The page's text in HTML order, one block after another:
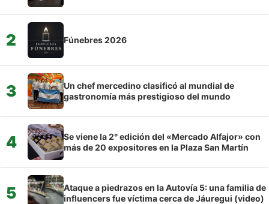
2 Fúnebres 2026
3
Un chef mercedino clasificó al mundial de
gastronomía más prestigioso del mundo
4
Se viene la 2° edición del «Mercado Alfajor» con
más de 20 expositores en la Plaza San Martín
5
Ataque a piedrazos en la Autovía 5: una familia de
influencers fue víctima cerca de Jáuregui (video)